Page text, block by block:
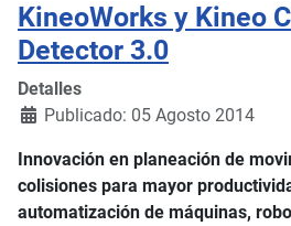
KineoWorks y Kineo
Detector 3.0
Detalles
Publicado: 05 Agosto 2014
Innovación en planeación de
colisiones para mayor
automatización de máquinas,